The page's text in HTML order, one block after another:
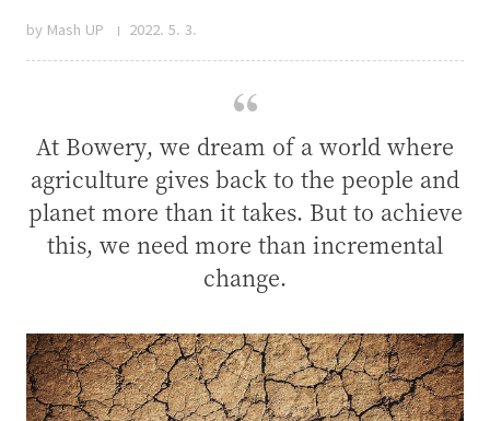
by Mash UP 2022. 5. 3.
At Bowery, we dream of a world where
agriculture gives back to the people and
planet more than it takes. But to achieve
this, we need more than incremental
change.